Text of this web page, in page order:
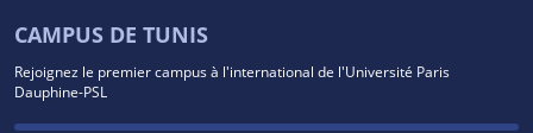
CAMPUS DE TUNIS
Rejoignez le premier campus à l'international de l'Université Paris
Dauphine-PSL